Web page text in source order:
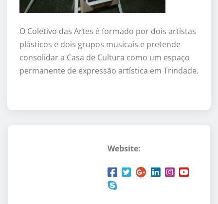
O Coletivo das Artes é formado por dois artistas
plásticos e dois grupos musicais e pretende
consolidar a Casa de Cultura como um espaço
permanente de expressão artística em Trindade.
Website: